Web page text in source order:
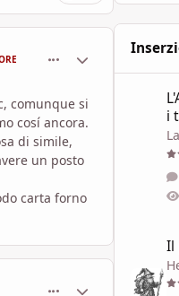
comment_1604665
Statistiche Autore
comunque si
cosí ancora.
di simile,
un posto
carta forno
comment_1604797
Statistiche Autore
i
Il